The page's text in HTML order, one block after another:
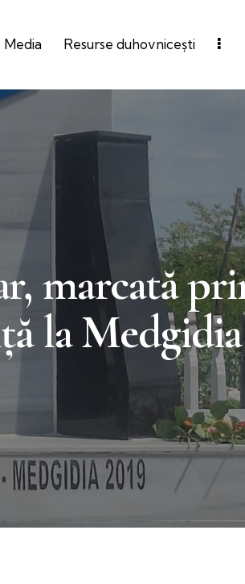
Media Resurse duhovnicești
marcată
la Medgidia